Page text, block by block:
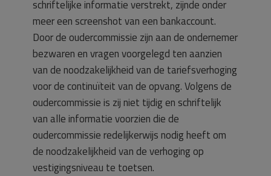
schriftelijke informatie verstrekt, zijnde onder
meer een screenshot van een bankaccount.
Door de oudercommissie zijn aan de ondernemer
bezwaren en vragen voorgelegd ten aanzien
van de noodzakelijkheid van de tariefsverhoging
voor de continuïteit van de opvang. Volgens de
oudercommissie is zij niet tijdig en schriftelijk
van alle informatie voorzien die de
oudercommissie redelijkerwijs nodig heeft om
de noodzakelijkheid van de verhoging op
vestigingsniveau te toetsen.